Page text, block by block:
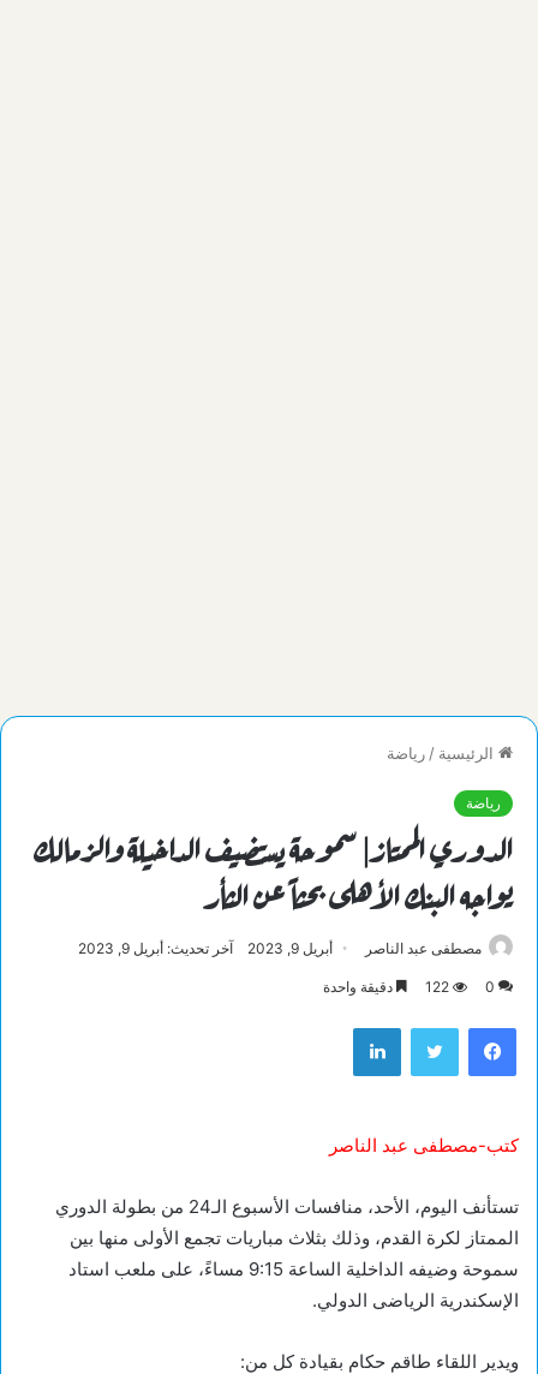
الرئيسية / رياضة
رياضة
الدوري الممتاز| سموحة يستضيف الداخيلة والزمالك
يواجه البنك الأهلى بحثاً عن الثأر
مصطفى عبد الناصر أبريل 9, 2023 آخر تحديث: أبريل 9, 2023
0
122 دقيقة واحدة
فيسبوك تويتر لينكدإن
كتب-مصطفى عبد الناصر
تستأنف اليوم، الأحد، منافسات الأسبوع الـ24 من بطولة الدوري
الممتاز لكرة القدم، وذلك بثلاث مباريات تجمع الأولى منها بين
سموحة وضيفه الداخلية الساعة 9:15 مساءً، على ملعب استاد
الإسكندرية الرياضى الدولي.
ويدير اللقاء طاقم حكام بقيادة كل من: